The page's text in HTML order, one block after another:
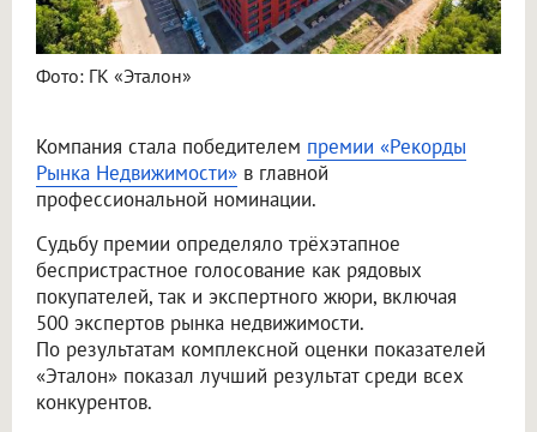
Фото: ГК «Эталон»
Компания стала победителем премии «Рекорды
Рынка Недвижимости» в главной
профессиональной номинации.
Судьбу премии определяло трёхэтапное
беспристрастное голосование как рядовых
покупателей, так и экспертного жюри, включая
500 экспертов рынка недвижимости.
По результатам комплексной оценки показателей
«Эталон» показал лучший результат среди всех
конкурентов.